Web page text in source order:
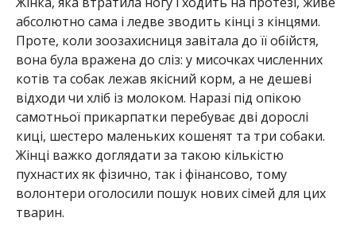
абсолютно сама і ледве зводить кінці з кінцями.
Проте, коли зоозахисниця завітала до її обійстя,
вона була вражена до сліз: у мисочках численних
котів та собак лежав якісний корм, а не дешеві
відходи чи хліб із молоком. Наразі під опікою
самотньої прикарпатки перебуває дві дорослі
киці, шестеро маленьких кошенят та три собаки.
Жінці важко доглядати за такою кількістю
пухнастих як фізично, так і фінансово, тому
волонтери оголосили пошук нових сімей для цих
тварин.